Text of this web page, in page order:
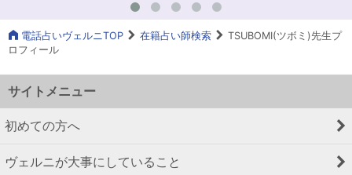
電話占いヴェルニTOP 在籍占い師検索
TSUBOMI(ツボミ)先生プ
ロフィール
サイトメニュー
初めての方へ
ヴェルニが大事にしていること